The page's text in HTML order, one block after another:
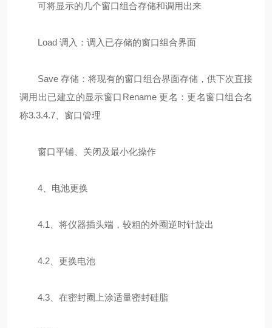
可将显示的几个窗口组合存储和调用出来
Load 调入：调入已存储的窗口组合界面
Save 存储：将现有的窗口组合界面存储，供下次直接
调用出已建立的显示窗口Rename 更名：更名窗口组合名
称3.3.4.7、窗口管理
窗口平铺、关闭及最小化操作
4、电池更换
4.1、将仪器插头端，较粗的外圈逆时针旋出
4.2、更换电池
4.3、在密封圈上涂适量密封硅脂